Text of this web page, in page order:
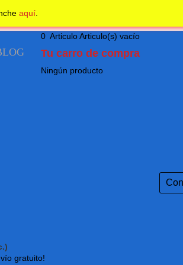
0 Articulo Articulo(s) vacío
Tu carro de compra
Ningún producto
gratuito!
aquí